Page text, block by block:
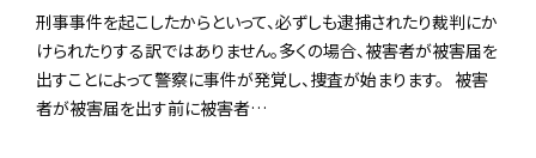
刑事事件を起こしたからといって、必ずしも逮捕されたり裁判にか
けられたりする訳ではありません。多くの場合、被害者が被害届を
出すことによって警察に事件が発覚し、捜査が始まります。 被害
者が被害届を出す前に被害者…